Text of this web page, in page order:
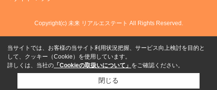
Copyright(c) 未来 リアルエステート All Rights Reserved.
当サイトでは、お客様の当サイト利用状況把握、サービス向上検討を目的と
して、クッキー（Cookie）を使用しています。
詳しくは、当社の 「Cookieの取扱いについて」 をご確認ください。
閉じる